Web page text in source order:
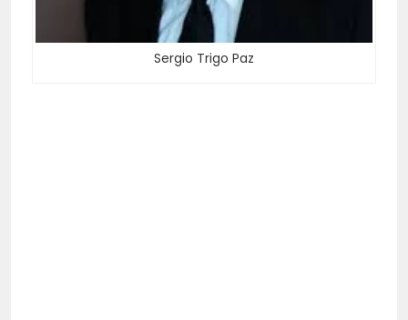
Sergio Trigo Paz